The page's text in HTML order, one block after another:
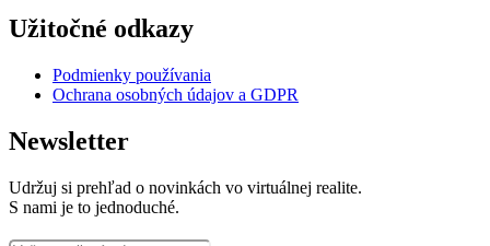
Užitočné odkazy
Podmienky používania
Ochrana osobných údajov a GDPR
Newsletter
Udržuj si prehľad o novinkách vo virtuálnej realite.
S nami je to jednoduché.